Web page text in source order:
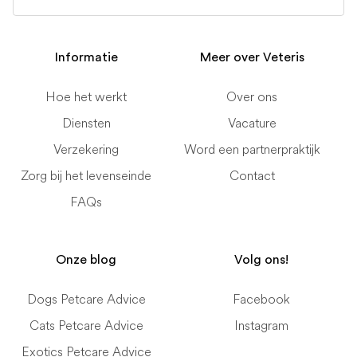
Informatie
Hoe het werkt
Diensten
Verzekering
Zorg bij het levenseinde
FAQs
Meer over Veteris
Over ons
Vacature
Word een partnerpraktijk
Contact
Onze blog
Dogs Petcare Advice
Cats Petcare Advice
Exotics Petcare Advice
Volg ons!
Facebook
Instagram